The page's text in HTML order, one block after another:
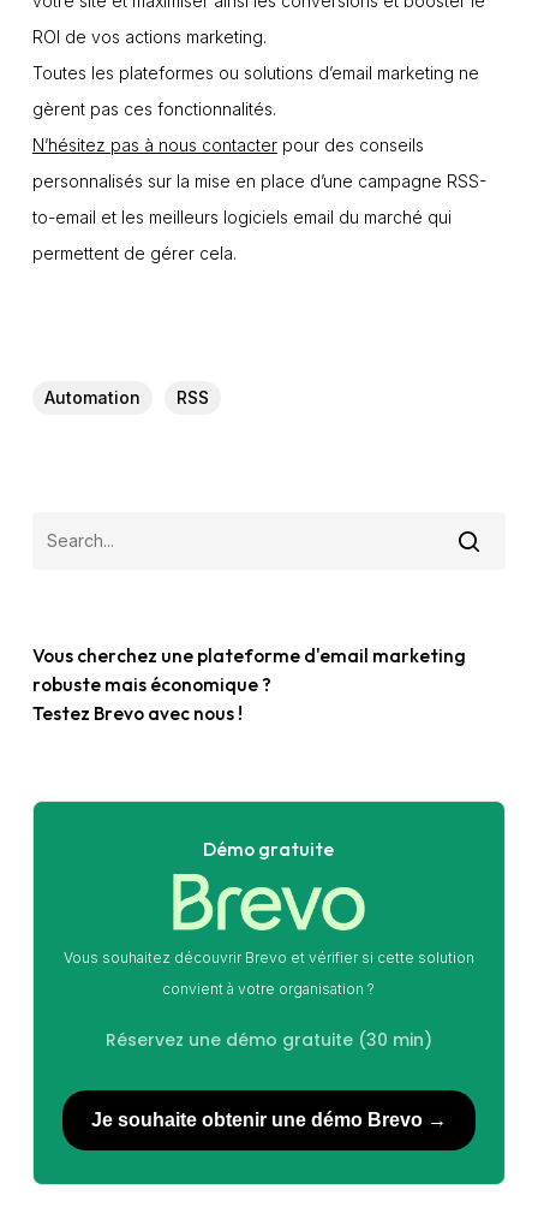
ROI de vos actions marketing.
Toutes les plateformes ou solutions d’email marketing ne
gèrent pas ces fonctionnalités.
N’hésitez pas à nous contacterpour des conseils
personnalisés sur la mise en place d’une campagne RSS-
to-email et les meilleurs logiciels email du marché qui
permettent de gérer cela.
Automation RSS
Vous cherchez une plateforme d'email marketing
robuste mais économique ?
Testez Brevo avec nous !
Démo gratuite
Vous souhaitez découvrir Brevo et vérifier si cette solution
convient à votre organisation ?
Réservez une démo gratuite (30 min)
Je souhaite obtenir une démo Brevo →